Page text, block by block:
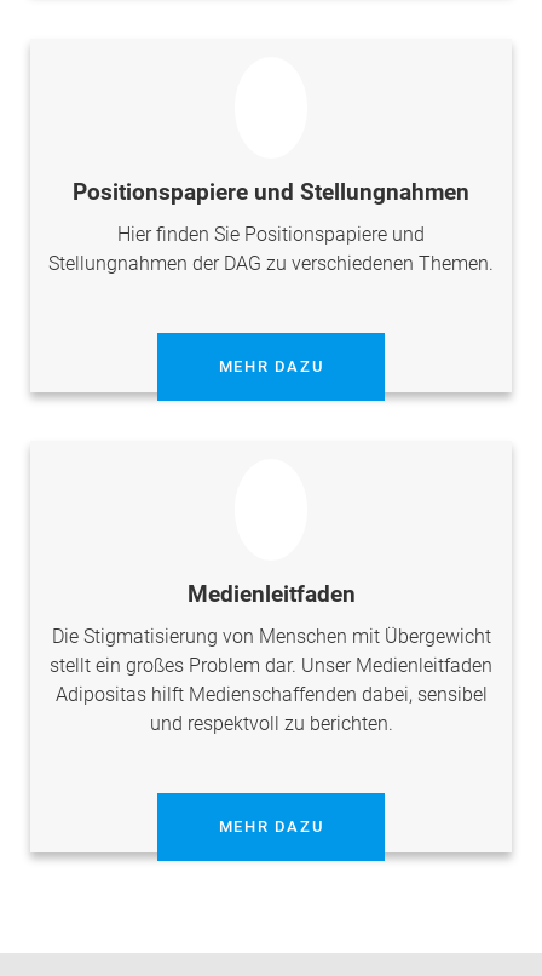
Positionspapiere und Stellungnahmen
Hier finden Sie Positionspapiere und
Stellungnahmen der DAG zu verschiedenen Themen.
MEHR DAZU
Medienleitfaden
Die Stigmatisierung von Menschen mit Übergewicht
stellt ein großes Problem dar. Unser Medienleitfaden
Adipositas hilft Medienschaffenden dabei, sensibel
und respektvoll zu berichten.
MEHR DAZU